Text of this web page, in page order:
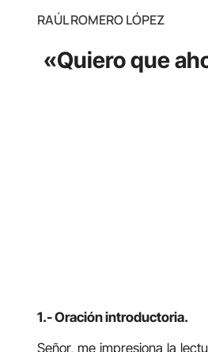
RAÚL ROMERO LÓPEZ
«Quiero que
1.- Oración introductoria.
Señor, me impresiona la